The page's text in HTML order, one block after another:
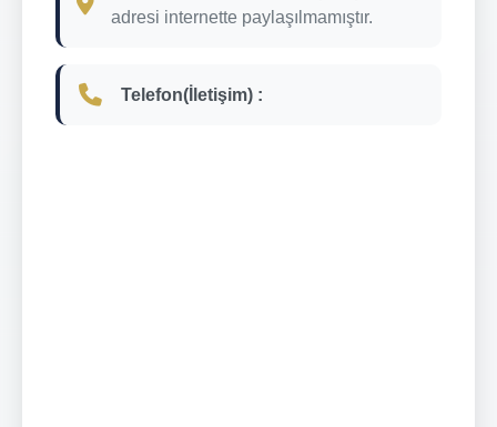
adresi internette paylaşılmamıştır.
Telefon(İletişim) :